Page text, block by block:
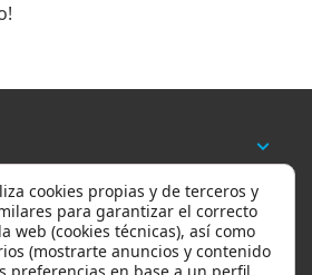
cookies propias y de terceros y
para garantizar el correcto
web (cookies técnicas), así como
(mostrarte anuncios y contenido